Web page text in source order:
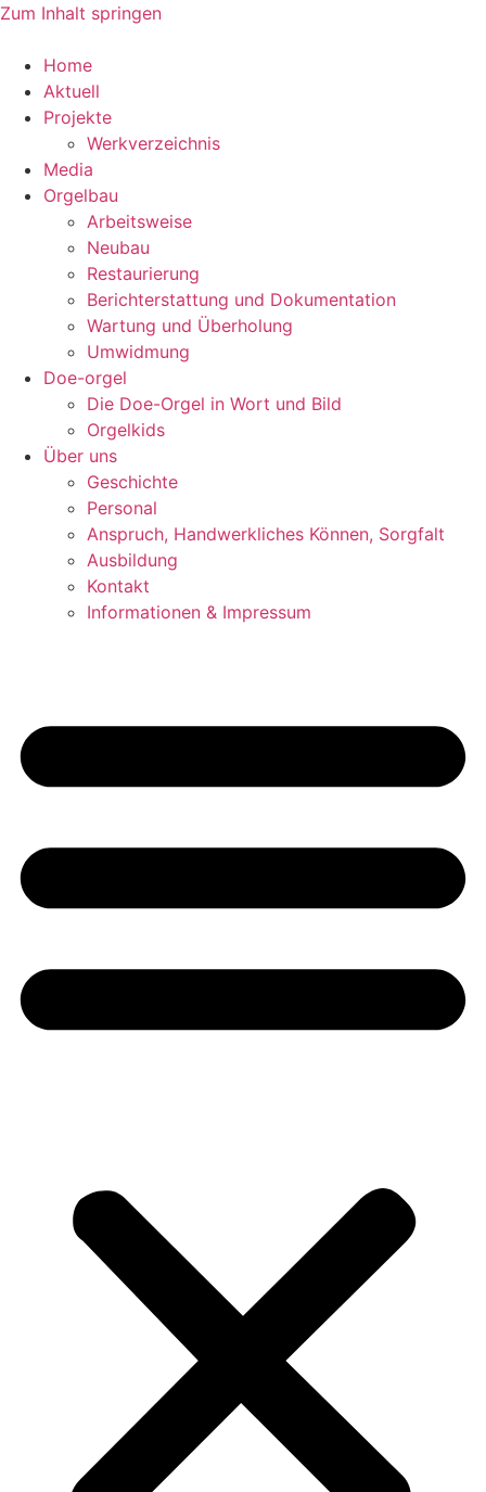
Zum Inhalt springen
Home
Aktuell
Projekte
Werkverzeichnis
Media
Orgelbau
Arbeitsweise
Neubau
Restaurierung
Berichterstattung und Dokumentation
Wartung und Überholung
Umwidmung
Doe-orgel
Die Doe-Orgel in Wort und Bild
Orgelkids
Über uns
Geschichte
Personal
Anspruch, Handwerkliches Können, Sorgfalt
Ausbildung
Kontakt
Informationen & Impressum